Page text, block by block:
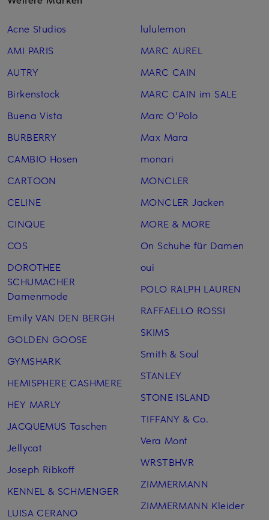
Acne Studios
AMI PARIS
AUTRY
Birkenstock
Buena Vista
BURBERRY
CAMBIO Hosen
CARTOON
CELINE
CINQUE
COS
DOROTHEE
SCHUMACHER
Damenmode
Emily VAN DEN BERGH
GOLDEN GOOSE
GYMSHARK
HEMISPHERE CASHMERE
HEY MARLY
JACQUEMUS Taschen
Jellycat
Joseph Ribkoff
KENNEL & SCHMENGER
LUISA CERANO
lululemon
MARC AUREL
MARC CAIN
MARC CAIN im SALE
Marc O'Polo
Max Mara
monari
MONCLER
MONCLER Jacken
MORE & MORE
On Schuhe für Damen
oui
POLO RALPH LAUREN
RAFFAELLO ROSSI
SKIMS
Smith & Soul
STANLEY
STONE ISLAND
TIFFANY & Co.
Vera Mont
WRSTBHVR
ZIMMERMANN
ZIMMERMANN Kleider